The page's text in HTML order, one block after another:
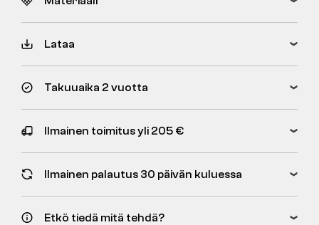
Lataa
Takuuaika 2 vuotta
Ilmainen toimitus yli 205 €
Ilmainen palautus 30 päivän kuluessa
Etkö tiedä mitä tehdä?